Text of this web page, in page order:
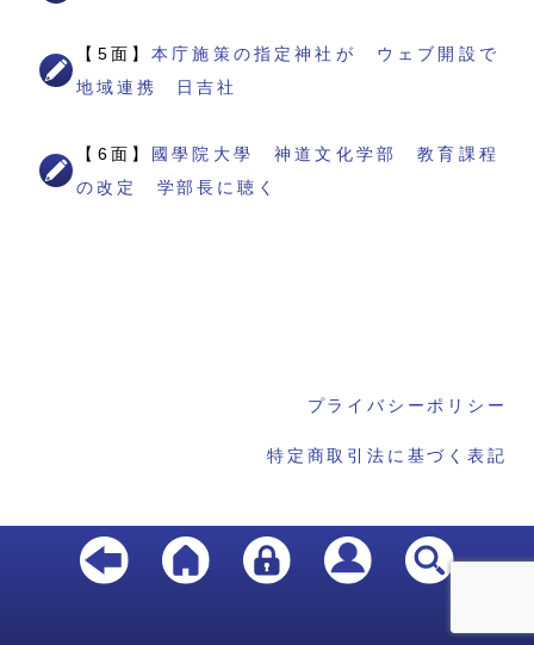
【5面】本庁施策の指定神社が ウェブ開設で
地域連携 日吉社
【6面】
國學院大學 神道文化学部 教育課程
の改定 学部長に聴く
プライバシーポリシー
特定商取引法に基づく表記